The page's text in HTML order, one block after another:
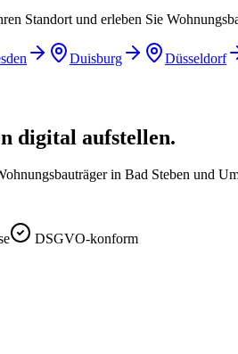
Standort und erleben Sie
Duisburg Düsseldorf
digital aufstellen.
in Bad Steben und
DSGVO-konform